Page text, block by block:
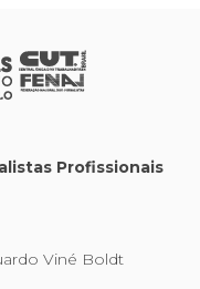
Profissionais
Viné Boldt